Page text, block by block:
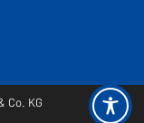
Co. KG